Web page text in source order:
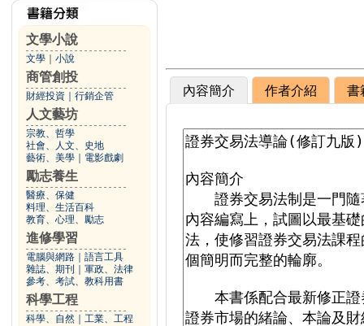
文學小說
文學 小說
商管創投
財經投資 行銷企管
人文藝坊
宗教、哲學
社會、人文、史地
藝術、美學
電影戲劇
勵志養生
醫療、保健
料理、生活百科
教育、心理、勵志
進修學習
電腦與網路
語言工具
雜誌、期刊
軍政、法律
參考、考試、教科用書
科學工程
科學、自然 工業、工程
內容簡介 作者介紹 書